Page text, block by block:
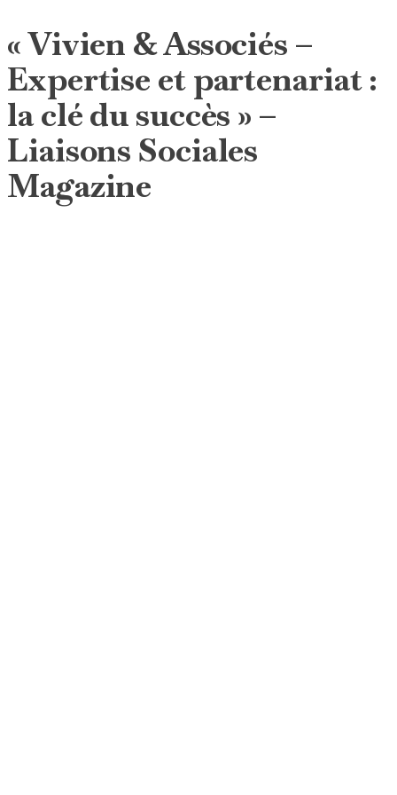
« Vivien & Associés –
Expertise et partenariat :
la clé du succès » –
Liaisons Sociales
Magazine